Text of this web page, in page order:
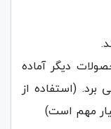
دیگر آماده
(استفاده از
مهم است)